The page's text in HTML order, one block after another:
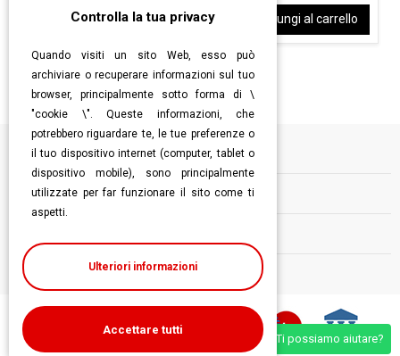
Aggiungi al carrello Aggiungi al carrello
Informazioni
Follow us
Ti possiamo aiutare?
Controlla la tua privacy
Quando visiti un sito Web, esso può
archiviare o recuperare informazioni sul tuo
browser, principalmente sotto forma di \
"cookie \". Queste informazioni, che
potrebbero riguardare te, le tue preferenze o
il tuo dispositivo internet (computer, tablet o
dispositivo mobile), sono principalmente
utilizzate per far funzionare il sito come ti
aspetti.
Ulteriori informazioni
Accettare tutti